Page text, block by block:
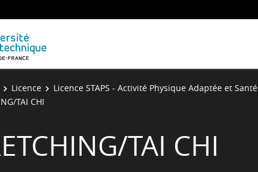
Licence Licence STAPS - Activité Physique Adaptée et Santé
TAI CHI
TAI CHI